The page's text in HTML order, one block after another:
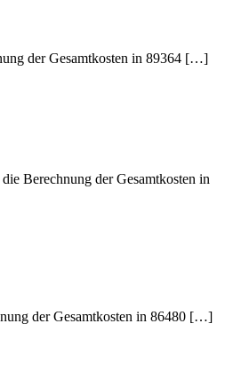
der Gesamtkosten in 89364 […]
Berechnung der Gesamtkosten in
der Gesamtkosten in 86480 […]